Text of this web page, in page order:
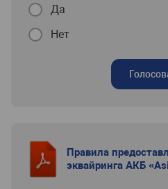
Да
Нет
Правила
эквайринга АКБ